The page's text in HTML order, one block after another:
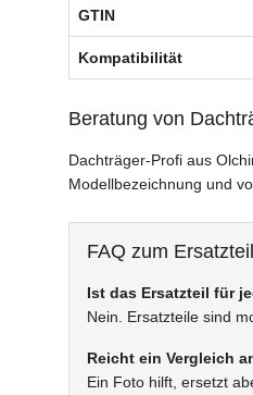
GTIN
Kompatibilität
Beratung von
Dachträger-Profi aus
Modellbezeichnung und
FAQ zum
Ist das Ersatzteil für
Nein. Ersatzteile sind
Reicht ein Vergleich
Ein Foto hilft, ersetzt